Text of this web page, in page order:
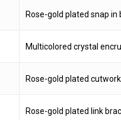
Rose-gold plated snap
Multicolored crystal
Rose-gold plated
Rose-gold plated link